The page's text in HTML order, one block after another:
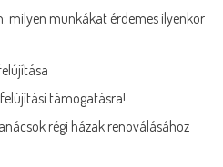
milyen munkákat érdemes ilyenkor
támogatásra!
régi házak renoválásához